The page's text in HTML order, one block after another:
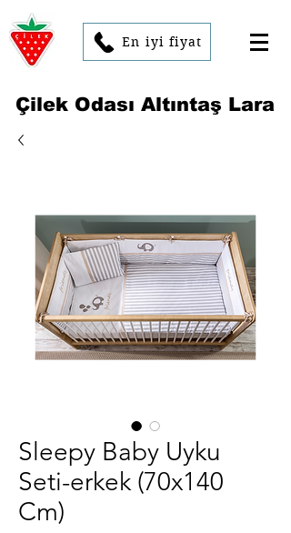
En iyi fiyat
Çilek Odası Altıntaş Lara
Sleepy Baby Uyku
Seti-erkek (70x140
Cm)